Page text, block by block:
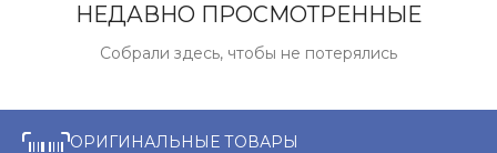
НЕДАВНО ПРОСМОТРЕННЫЕ
Собрали здесь, чтобы не потерялись
ОРИГИНАЛЬНЫЕ ТОВАРЫ